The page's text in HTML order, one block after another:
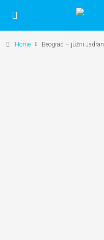
Home Beograd – južni Jadran